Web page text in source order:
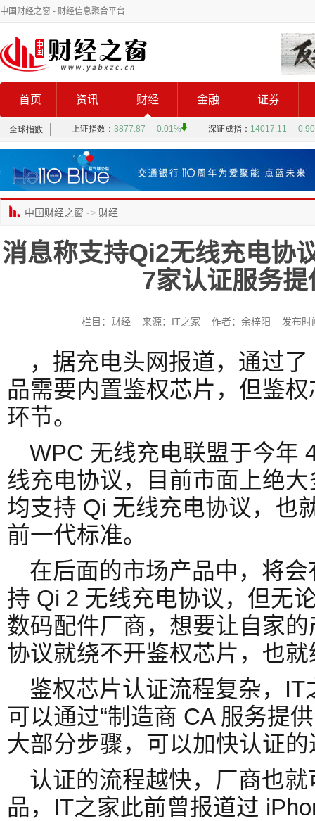
中国财经之窗 - 财经信息聚合平台
首页 资讯 财经 金融 证券
中国财经之窗 -> 财经
消息称支持Qi2无线充电协
7家认证服务
栏目：财经 来源：IT之家 作者：余梓阳 发布
，据充电头网报道，通过
品需要内置鉴权芯片，但鉴
环节。
WPC 无线充电联盟于今年
线充电协议，目前市面上绝
均支持 Qi 无线充电协议，也
前一代标准。
在后面的市场产品中，将
持 Qi 2 无线充电协议，但无
数码配件厂商，想要让自家
协议就绕不开鉴权芯片，也
鉴权芯片认证流程复杂，
可以通过“制造商 CA 服务提
大部分步骤，可以加快认证
认证的流程越快，厂商也
品，IT之家此前曾报道过